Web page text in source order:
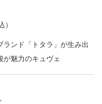
）
ランド「トタラ」が生み出
が魅力のキュヴェ